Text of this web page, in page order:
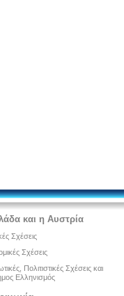
και η Αυστρία
Σχέσεις
Σχέσεις
Πολιτιστικές Σχέσεις και
Ελληνισμός